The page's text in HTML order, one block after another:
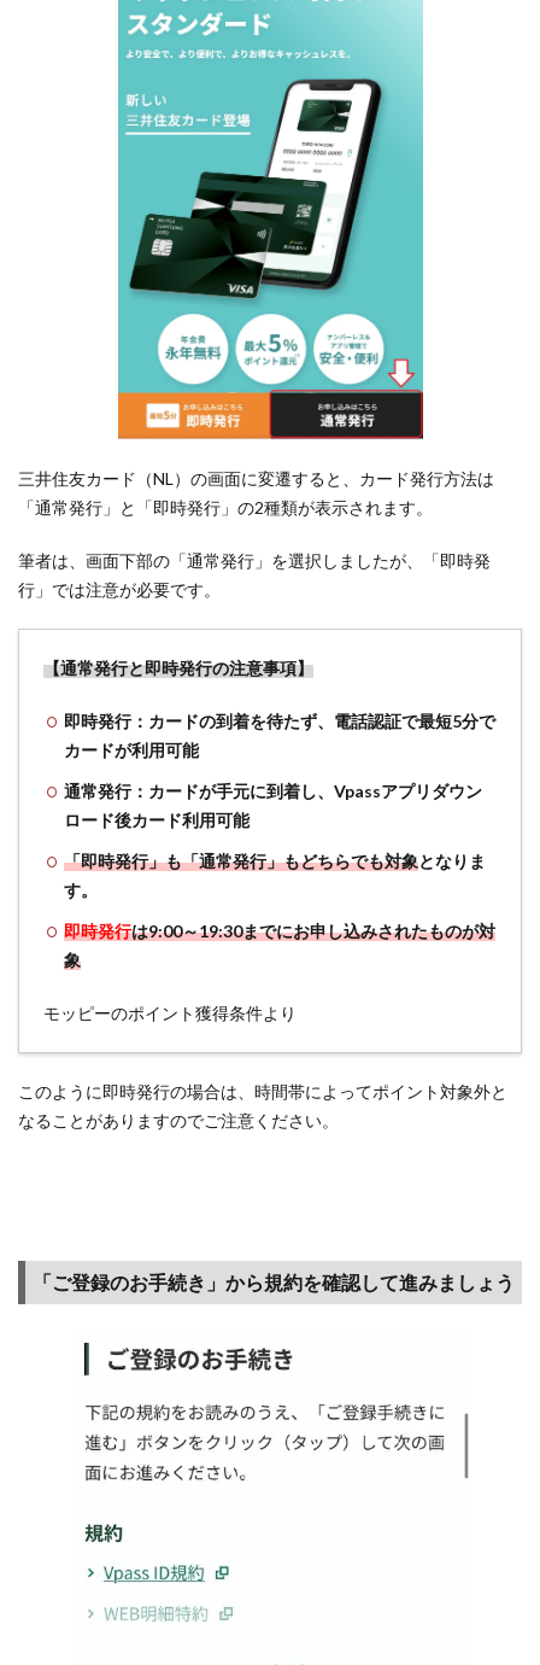
三井住友カード（NL）の画面に変遷すると、カード発行方法は
「通常発行」と「即時発行」の2種類が表示されます。
筆者は、画面下部の「通常発行」を選択しましたが、「即時発
行」では注意が必要です。
【通常発行と即時発行の注意事項】
即時発行：カードの到着を待たず、電話認証で最短5分で
カードが利用可能
通常発行：カードが手元に到着し、Vpassアプリダウン
ロード後カード利用可能
「即時発行」も「通常発行」もどちらでも対象となりま
す。
即時発行は9:00～19:30までにお申し込みされたものが対
象
モッピーのポイント獲得条件より
このように即時発行の場合は、時間帯によってポイント対象外と
なることがありますのでご注意ください。
「ご登録のお手続き」から規約を確認して進みましょう